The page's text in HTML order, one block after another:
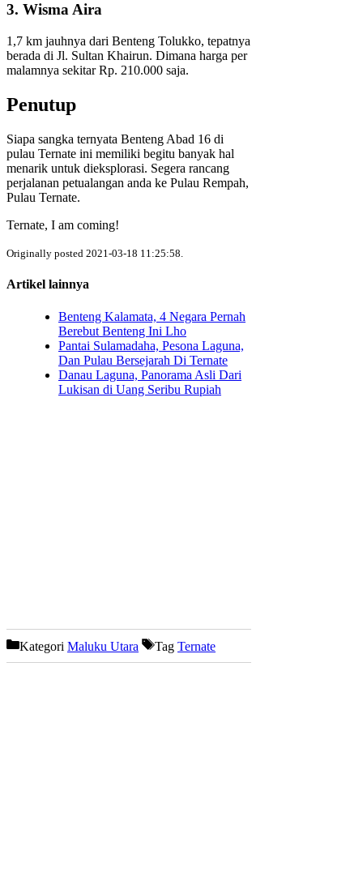
3. Wisma Aira
1,7 km jauhnya dari Benteng Tolukko, tepatnya
berada di Jl. Sultan Khairun. Dimana harga per
malamnya sekitar Rp. 210.000 saja.
Penutup
Siapa sangka ternyata Benteng Abad 16 di
pulau Ternate ini memiliki begitu banyak hal
menarik untuk dieksplorasi. Segera rancang
perjalanan petualangan anda ke Pulau Rempah,
Pulau Ternate.
Ternate, I am coming!
Originally posted 2021-03-18 11:25:58.
Artikel lainnya
Benteng Kalamata, 4 Negara Pernah
Berebut Benteng Ini Lho
Pantai Sulamadaha, Pesona Laguna,
Dan Pulau Bersejarah Di Ternate
Danau Laguna, Panorama Asli Dari
Lukisan di Uang Seribu Rupiah
Kategori Maluku Utara Tag Ternate